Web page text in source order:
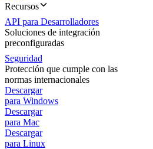
Recursos
API para Desarrolladores
Soluciones de integración
preconfiguradas
Seguridad
Protección que cumple con las
normas internacionales
Descargar
para Windows
Descargar
para Mac
Descargar
para Linux